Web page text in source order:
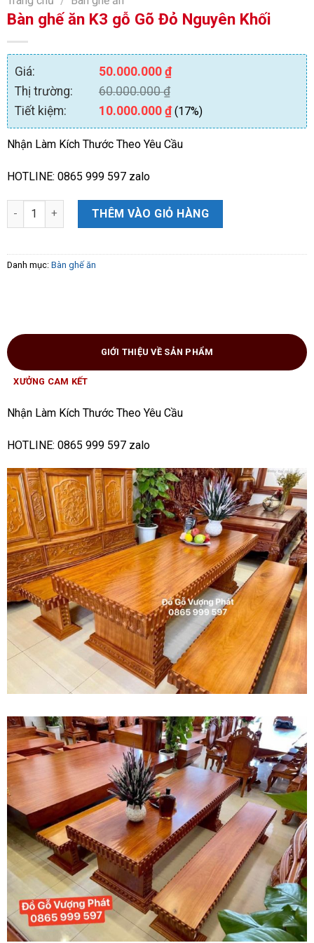
Bàn ghế ăn K3 gỗ Gõ Đỏ Nguyên Khối
Giá: 50.000.000 ₫
Thị trường:
60.000.000₫
Tiết kiệm:
10.000.000 ₫(17%)
Nhận Làm Kích Thước Theo Yêu Cầu
HOTLINE: 0865 999 597 zalo
Bàn ghế ăn K3 gỗ Gõ Đỏ Nguyên Khối số lượng
THÊM VÀO GIỎ HÀNG
Danh mục: Bàn ghế ăn
GIỚI THIỆU VỀ SẢN PHẨM
XƯỞNG CAM KẾT
Nhận Làm Kích Thước Theo Yêu Cầu
HOTLINE: 0865 999 597 zalo